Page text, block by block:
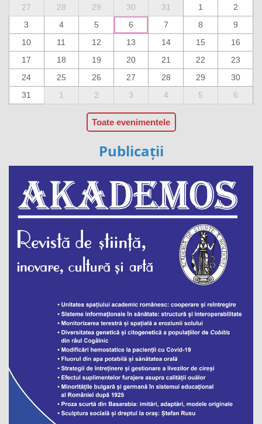
27
28 29 30 31 1
2
3
4 5 6 7 8
9
10
11 12 13 14 15
16
17
18 19 20 21 22
23
24
25 26 27 28 29
30
31
1 2 3 4 5 6
Toate evenimentele
Publicații